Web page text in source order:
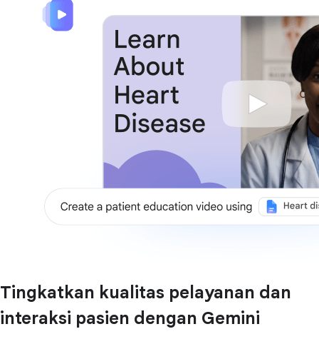
Tingkatkan kualitas pelayanan dan
interaksi pasien dengan Gemini